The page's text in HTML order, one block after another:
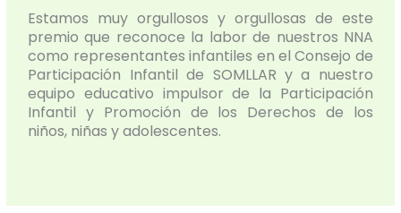
Estamos muy orgullosos y orgullosas de este
premio que reconoce la labor de nuestros NNA
como representantes infantiles en el Consejo de
Participación Infantil de SOMLLAR y a nuestro
equipo educativo impulsor de la Participación
Infantil y Promoción de los Derechos de los
niños, niñas y adolescentes.